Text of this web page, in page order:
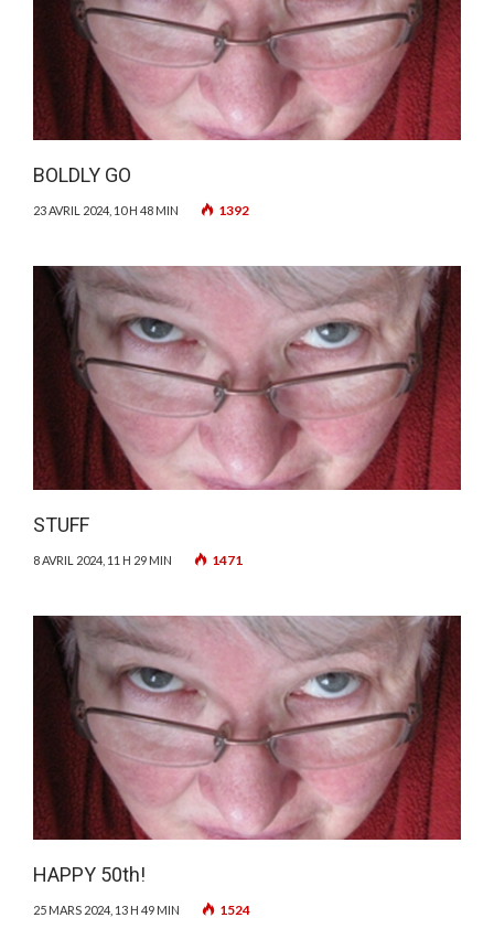
BOLDLY GO
23 AVRIL 2024, 10 H 48 MIN 1392
STUFF
8 AVRIL 2024, 11 H 29 MIN 1471
HAPPY 50th!
25 MARS 2024, 13 H 49 MIN 1524